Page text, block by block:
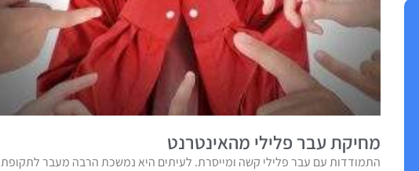
מחיקת עבר פלילי מהאינטרנט
התמודדות עם עבר פלילי קשה ומייסרת. לעיתים היא נמשכת הרבה מעבר לתקופת